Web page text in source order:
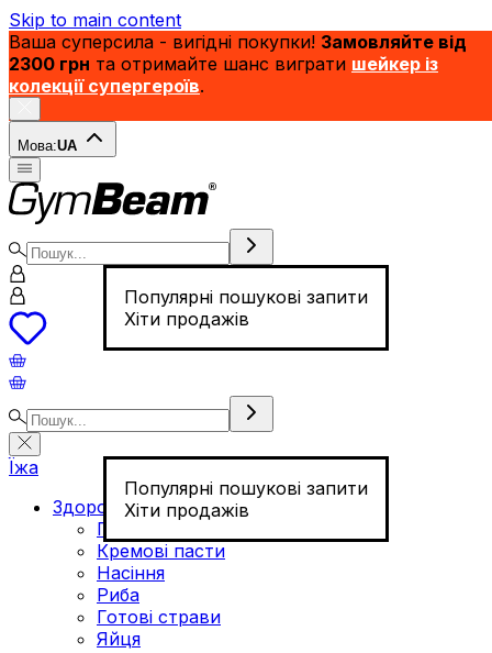
Skip to main content
Ваша суперсила - вигідні покупки! Замовляйте від
2300 грн та отримайте шанс виграти шейкер із
колекції супергероїв.
Мова:UA
Популярні пошукові запити
Хіти продажів
Популярні пошукові запити
Хіти продажів
Їжа
Здорове харчування
Горіхи
Кремові пасти
Насіння
Риба
Готові страви
Яйця